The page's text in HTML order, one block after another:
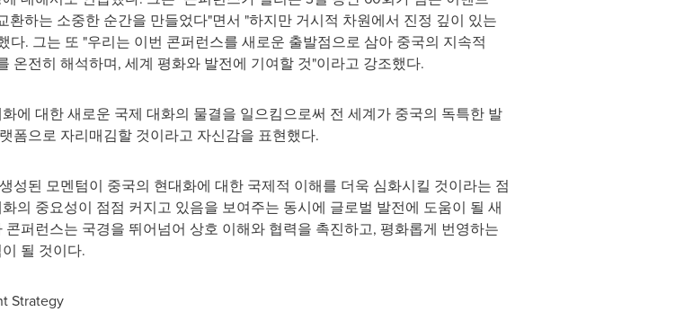
하는 소중한 순간을 만들었다"면서 "하지만 거시적 차원에서 진정 깊이 있는
. 그는 또 "우리는 이번 콘퍼런스를 새로운 출발점으로 삼아 중국의 지속적
온전히 해석하며, 세계 평화와 발전에 기여할 것"이라고 강조했다.
에 대한 새로운 국제 대화의 물결을 일으킴으로써 전 세계가 중국의 독특한 발
폼으로 자리매김할 것이라고 자신감을 표현했다.
성된 모멘텀이 중국의 현대화에 대한 국제적 이해를 더욱 심화시킬 것이라는 점
의 중요성이 점점 커지고 있음을 보여주는 동시에 글로벌 발전에 도움이 될 새
퍼런스는 국경을 뛰어넘어 상호 이해와 협력을 촉진하고, 평화롭게 번영하는
될 것이다.
Strategy